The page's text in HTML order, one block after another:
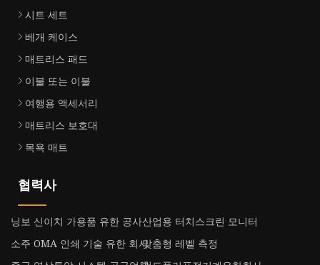
시트 세트
베개 케이스
매트리스 패드
이불 또는 이불
여행용 액세서리
매트리스 보호대
목욕 매트
협력사
닝보 신이치 가용품 유한 공사산업용 터치스크린 모니터
소주 OMA 인쇄 기술 유한 회사맞춤형 레벨 측정